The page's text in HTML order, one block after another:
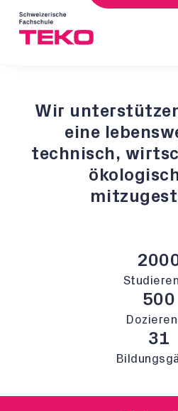
Wir
eine
technisch,
500
31